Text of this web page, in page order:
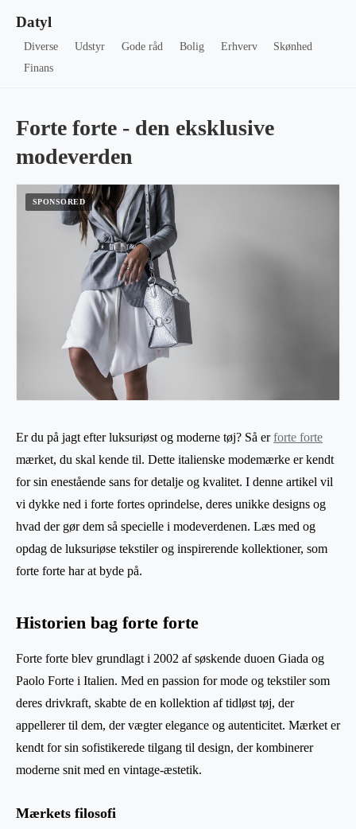
Datyl
Diverse Udstyr Gode råd Bolig Erhverv
Skønhed
Finans
Forte forte - den eksklusive
modeverden
Er du på jagt efter luksuriøst og moderne tøj? Så erforte forte
mærket, du skal kende til. Dette italienske modemærke er kendt
for sin enestående sans for detalje og kvalitet. I denne artikel vil
vi dykke ned i forte fortes oprindelse, deres unikke designs og
hvad der gør dem så specielle i modeverdenen. Læs med og
opdag de luksuriøse tekstiler og inspirerende kollektioner, som
forte forte har at byde på.
Historien bag forte forte
Forte forte blev grundlagt i 2002 af søskende duoen Giada og
Paolo Forte i Italien. Med en passion for mode og tekstiler som
deres drivkraft, skabte de en kollektion af tidløst tøj, der
appellerer til dem, der vægter elegance og autenticitet. Mærket er
kendt for sin sofistikerede tilgang til design, der kombinerer
moderne snit med en vintage-æstetik.
Mærkets filosofi